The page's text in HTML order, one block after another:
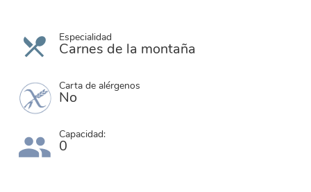
Especialidad
Carnes de la montaña
Carta de alérgenos
No
Capacidad:
0